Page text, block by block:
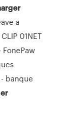
a
01NET
banque